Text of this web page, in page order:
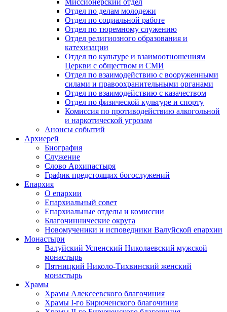
Отдел по делам молодежи
Отдел по социальной работе
Отдел по тюремному служению
Отдел религиозного образования и
катехизации
Отдел по культуре и взаимоотношениям
Церкви с обществом и СМИ
Отдел по взаимодействию с вооруженными
силами и правоохранительными органами
Отдел по взаимодействию с казачеством
Отдел по физической культуре и спорту
Комиссия по противодействию алкогольной
и наркотической угрозам
Анонсы событий
Архиерей
Биография
Служение
Слово Архипастыря
График предстоящих богослужений
Епархия
О епархии
Епархиальный совет
Епархиальные отделы и комиссии
Благочиннические округа
Новомученики и исповедники Валуйской епархии
Монастыри
Валуйский Успенский Николаевский мужской
монастырь
Пятницкий Николо-Тихвинский женский
монастырь
Храмы
Храмы Алексеевского благочиния
Храмы I-го Бирюченского благочиния